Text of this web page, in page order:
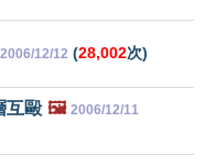
2006/12/12 (28,002次)
互毆 🖼️ 2006/12/11